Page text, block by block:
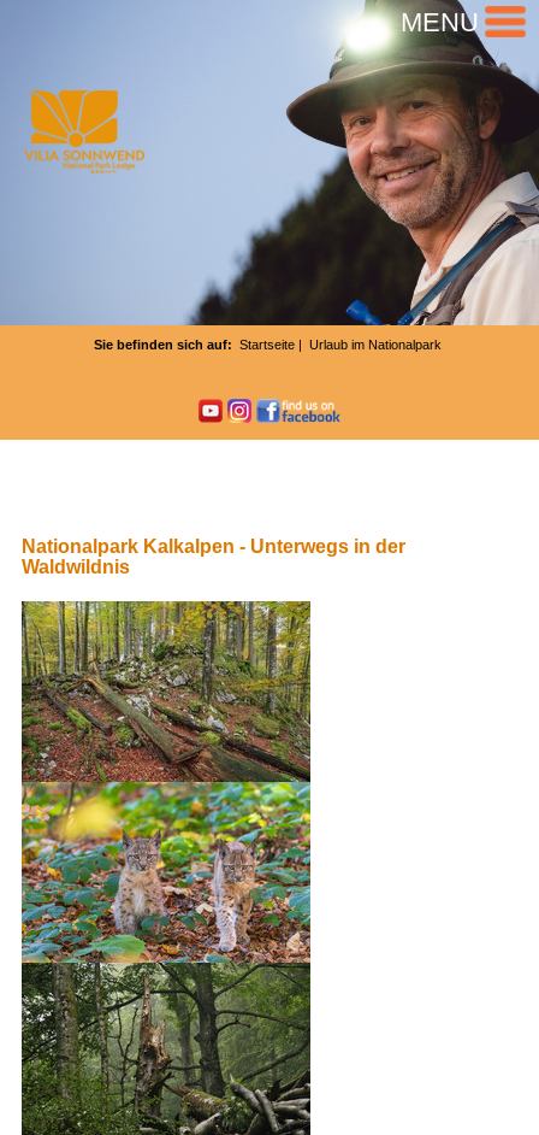
MENU
Sie befinden sich auf: Startseite | Urlaub im Nationalpark
Nationalpark Kalkalpen - Unterwegs in der
Waldwildnis